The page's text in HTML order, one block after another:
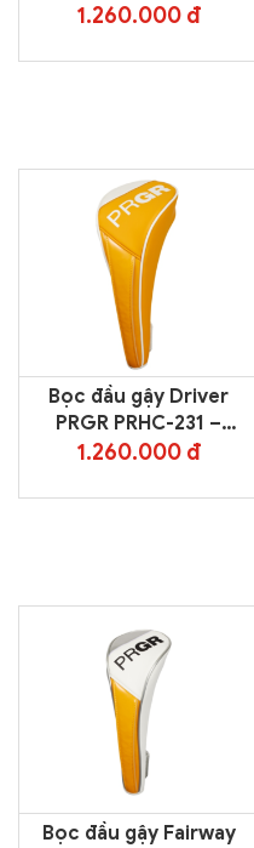
1.260.000 đ
Bọc đầu gậy Driver
PRGR PRHC-231 –
Yellow
1.260.000 đ
Bọc đầu gậy Fairway